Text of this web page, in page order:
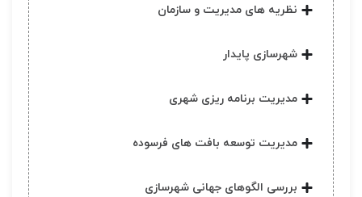
نظریه های مدیریت و سازمان
شهرسازی پایدار
مدیریت برنامه ریزی شهری
مدیریت توسعه بافت های فرسوده
بررسی الگوهای جهانی شهرسازی